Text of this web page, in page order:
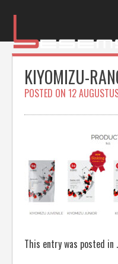
KIYOMIZU-
POSTED ON 12
This entry was posted in